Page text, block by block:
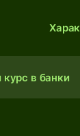
в банки